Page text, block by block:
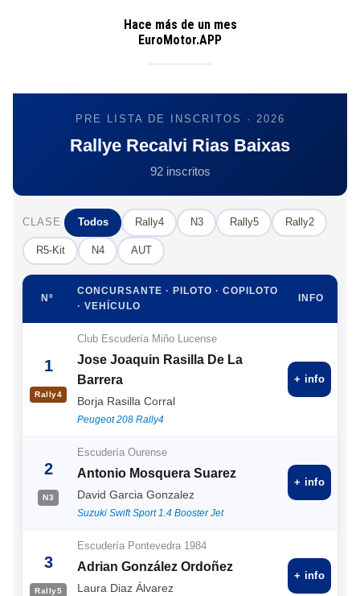
Hace más de un mes
EuroMotor.APP
PRE LISTA DE INSCRITOS · 2026
Rallye Recalvi Rias Baixas
92 inscritos
CLASE Todos Rally4 N3 Rally5 Rally2
R5-Kit N4 AUT
Nº
CONCURSANTE · PILOTO · COPILOTO
· VEHÍCULO
INFO
1
Rally4
Club Escudería Miño Lucense
Jose Joaquin Rasilla De La
Barrera
Borja Rasilla Corral
Peugeot 208 Rally4
+ info
2
N3
Escudería Ourense
Antonio Mosquera Suarez
David Garcia Gonzalez
Suzuki Swift Sport 1.4 Booster Jet
+ info
3
Rally5
Escudería Pontevedra 1984
Adrian González Ordoñez
Laura Diaz Álvarez
+ info